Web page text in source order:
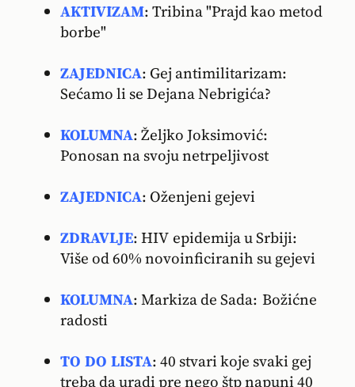
AKTIVIZAM: Tribina "Prajd kao metod
borbe"
ZAJEDNICA: Gej antimilitarizam:
Sećamo li se Dejana Nebrigića?
KOLUMNA: Željko Joksimović:
Ponosan na svoju netrpeljivost
ZAJEDNICA: Oženjeni gejevi
ZDRAVLJE: HIV epidemija u Srbiji:
Više od 60% novoinficiranih su gejevi
KOLUMNA: Markiza de Sada: Božićne
radosti
TO DO LISTA: 40 stvari koje svaki gej
treba da uradi pre nego štp napuni 40